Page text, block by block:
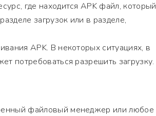
где находится APK файл, который
загрузок или в разделе,
APK. В некоторых ситуациях, в
потребоваться разрешить загрузку.
файловый менеджер или любое